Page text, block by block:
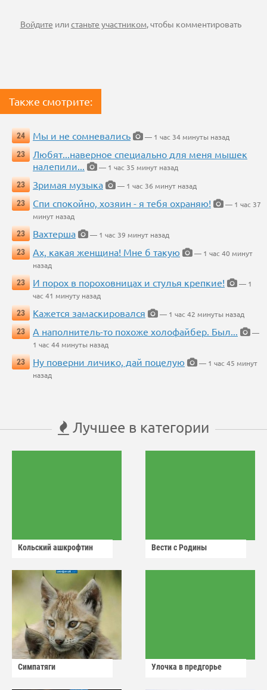
Войдите илистаньте участником, чтобы комментировать
Также смотрите:
24 Мы и не сомневались
— 1 час 34 минуты назад
23
Любят...наверное специально для меня мышек
налепили...
— 1 час 35 минут назад
23
Зримая музыка
— 1 час 36 минут назад
23
Спи спокойно, хозяин - я тебя охраняю!
— 1 час 37
минут назад
23
Вахтерша
— 1 час 39 минут назад
23
Ах, какая женщина! Мне б такую
— 1 час 40 минут
назад
23
И порох в пороховницах и стулья крепкие!
— 1
час 41 минуту назад
23
Кажется замаскировался
— 1 час 42 минуты назад
23
А наполнитель-то похоже холофайбер. Был...
—
1 час 44 минуты назад
23
Ну поверни личико, дай поцелую
— 1 час 45 минут
назад
Лучшее в категории
Кольский ашкрофтин Вести с Родины
Симпатяги Улочка в предгорье